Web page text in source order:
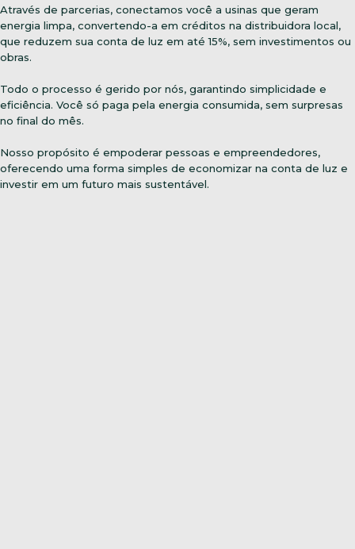
Através de parcerias, conectamos você a usinas que geram
energia limpa, convertendo-a em créditos na distribuidora local,
que reduzem sua conta de luz em até 15%, sem investimentos ou
obras.
Todo o processo é gerido por nós, garantindo simplicidade e
eficiência. Você só paga pela energia consumida, sem surpresas
no final do mês.
Nosso propósito é empoderar pessoas e empreendedores,
oferecendo uma forma simples de economizar na conta de luz e
investir em um futuro mais sustentável.